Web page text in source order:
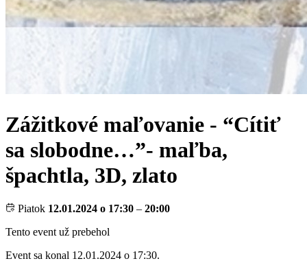
Zážitkové maľovanie - “Cítiť
sa slobodne…”- maľba,
špachtla, 3D, zlato
Piatok 12.01.2024 o 17:30 – 20:00
Tento event už prebehol
Event sa konal 12.01.2024 o 17:30.